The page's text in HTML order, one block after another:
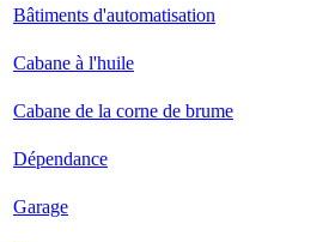
Bâtiments d'automatisation
Cabane à l'huile
Cabane de la corne de brume
Dépendance
Garage